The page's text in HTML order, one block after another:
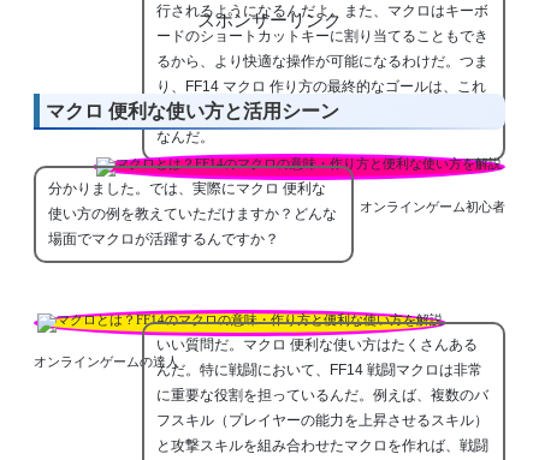
行されるようになるんだよ。また、マクロはキーボ
ードのショートカットキーに割り当てることもでき
るから、より快適な操作が可能になるわけだ。つま
り、FF14 マクロ 作り方の最終的なゴールは、これ
らのマクロを自分が使いやすい場所に配置すること
なんだ。
スポンサーリンク
マクロ 便利な使い方と活用シーン
オンラインゲーム初心者
分かりました。では、実際にマクロ 便利な
使い方の例を教えていただけますか？どんな
場面でマクロが活躍するんですか？
オンラインゲームの達人
いい質問だ。マクロ 便利な使い方はたくさんある
んだ。特に戦闘において、FF14 戦闘マクロは非常
に重要な役割を担っているんだ。例えば、複数のバ
フスキル（プレイヤーの能力を上昇させるスキル）
と攻撃スキルを組み合わせたマクロを作れば、戦闘